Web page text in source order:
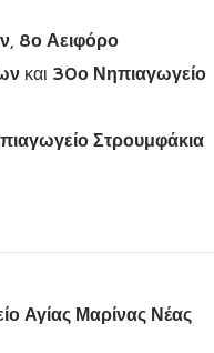
8ο Αειφόρο
και 30ο Νηπιαγωγείο
Στρουμφάκια
Αγίας Μαρίνας Νέας